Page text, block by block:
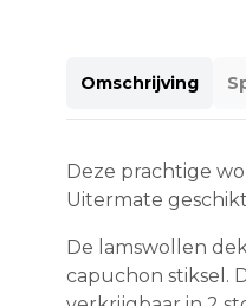
Omschrijving
Deze prachtige
Uitermate
De lamswollen
capuchon stiksel.